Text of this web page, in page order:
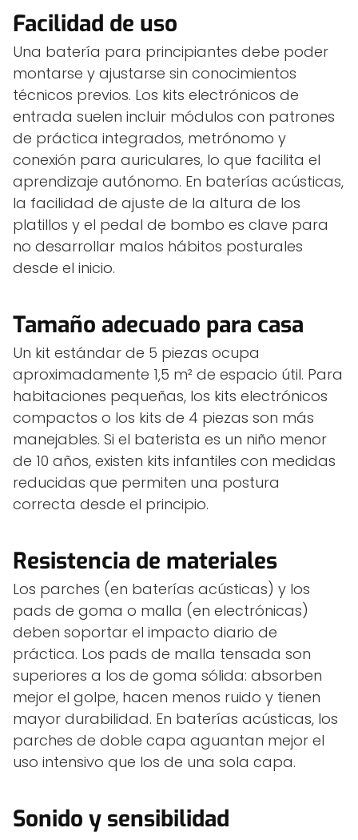
Facilidad de uso
Una batería para principiantes debe poder
montarse y ajustarse sin conocimientos
técnicos previos. Los kits electrónicos de
entrada suelen incluir módulos con patrones
de práctica integrados, metrónomo y
conexión para auriculares, lo que facilita el
aprendizaje autónomo. En baterías acústicas,
la facilidad de ajuste de la altura de los
platillos y el pedal de bombo es clave para
no desarrollar malos hábitos posturales
desde el inicio.
Tamaño adecuado para casa
Un kit estándar de 5 piezas ocupa
aproximadamente 1,5 m² de espacio útil. Para
habitaciones pequeñas, los kits electrónicos
compactos o los kits de 4 piezas son más
manejables. Si el baterista es un niño menor
de 10 años, existen kits infantiles con medidas
reducidas que permiten una postura
correcta desde el principio.
Resistencia de materiales
Los parches (en baterías acústicas) y los
pads de goma o malla (en electrónicas)
deben soportar el impacto diario de
práctica. Los pads de malla tensada son
superiores a los de goma sólida: absorben
mejor el golpe, hacen menos ruido y tienen
mayor durabilidad. En baterías acústicas, los
parches de doble capa aguantan mejor el
uso intensivo que los de una sola capa.
Sonido y sensibilidad